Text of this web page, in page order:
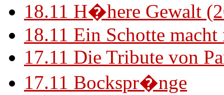
18.11 H�here Gewalt
18.11 Ein Schotte
17.11 Die Tribute von
17.11 Bockspr�nge